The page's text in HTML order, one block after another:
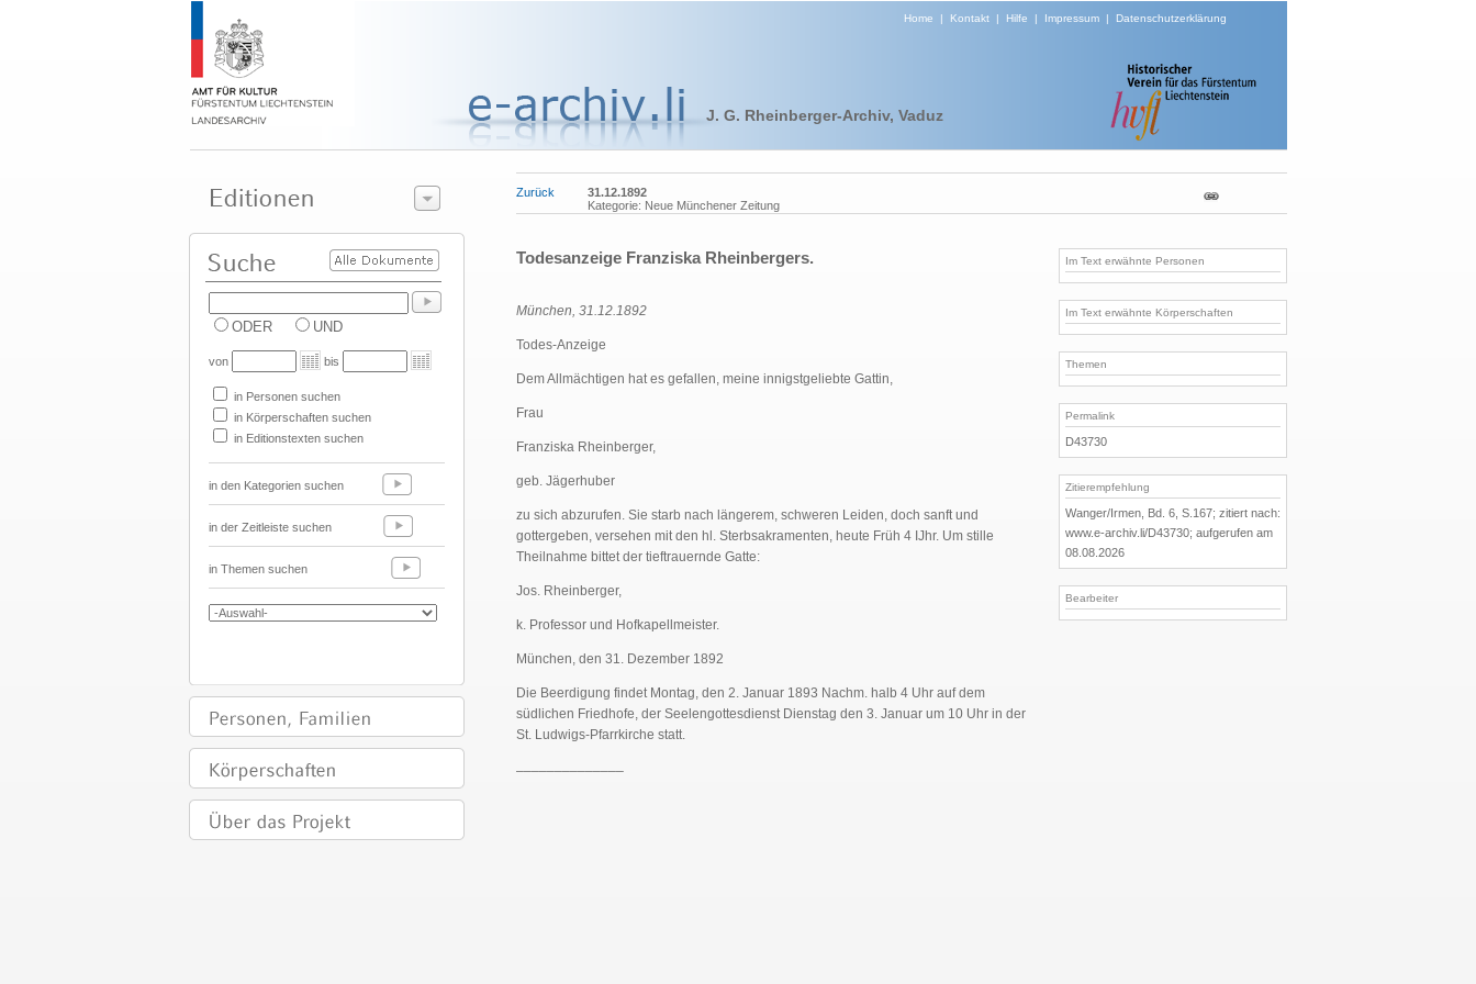
Home | Kontakt| Hilfe | Impressum| Datenschutzerklärung
J. G. Rheinberger-Archiv, Vaduz
ODER UND
von bis
in Personen suchen
in Körperschaften suchen
in Editionstexten suchen
in den Kategorien suchen
in der Zeitleiste suchen
in Themen suchen
Zurück
31.12.1892
Kategorie: Neue Münchener Zeitung
Todesanzeige Franziska Rheinbergers.
München, 31.12.1892
Todes-Anzeige
Dem Allmächtigen hat es gefallen, meine innigstgeliebte Gattin,
Frau
Franziska Rheinberger,
geb. Jägerhuber
zu sich abzurufen. Sie starb nach längerem, schweren Leiden, doch sanft und
gottergeben, versehen mit den hl. Sterbsakramenten, heute Früh 4 IJhr. Um stille
Theilnahme bittet der tieftrauernde Gatte:
Jos. Rheinberger,
k. Professor und Hofkapellmeister.
München, den 31. Dezember 1892
Die Beerdigung findet Montag, den 2. Januar 1893 Nachm. halb 4 Uhr auf dem
südlichen Friedhofe, der Seelengottesdienst Dienstag den 3. Januar um 10 Uhr in der
St. Ludwigs-Pfarrkirche statt.
Im Text erwähnte Personen
Im Text erwähnte Körperschaften
Themen
Permalink
D43730
Zitierempfehlung
Wanger/Irmen, Bd. 6, S.167; zitiert nach:
www.e-archiv.li/D43730; aufgerufen am
08.08.2026
Bearbeiter